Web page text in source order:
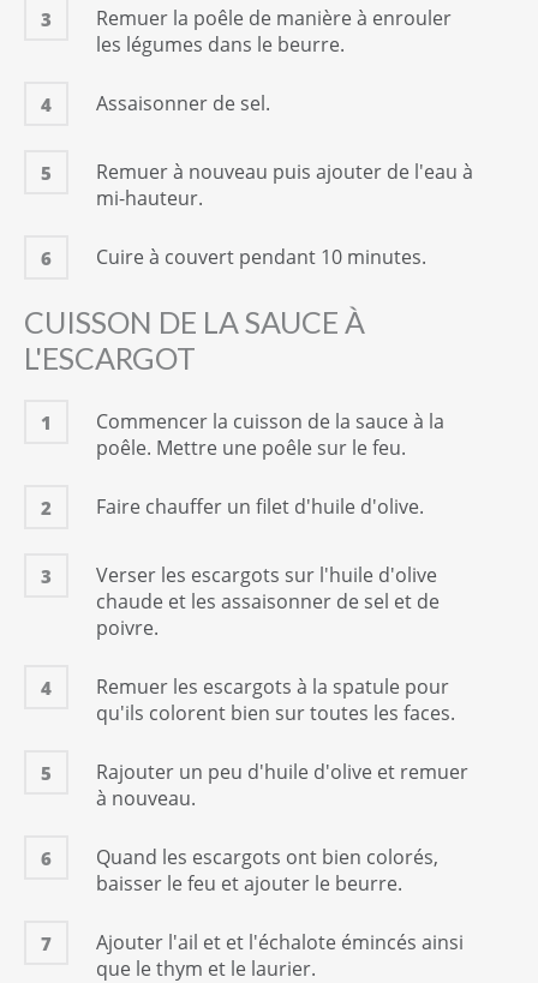
3
Remuer la poêle de manière à enrouler
les légumes dans le beurre.
4 Assaisonner de sel.
5
Remuer à nouveau puis ajouter de l'eau à
mi-hauteur.
6 Cuire à couvert pendant 10 minutes.
CUISSON DE LA SAUCE À
L'ESCARGOT
1
Commencer la cuisson de la sauce à la
poêle. Mettre une poêle sur le feu.
2 Faire chauffer un filet d'huile d'olive.
3
Verser les escargots sur l'huile d'olive
chaude et les assaisonner de sel et de
poivre.
4
Remuer les escargots à la spatule pour
qu'ils colorent bien sur toutes les faces.
5
Rajouter un peu d'huile d'olive et remuer
à nouveau.
6
Quand les escargots ont bien colorés,
baisser le feu et ajouter le beurre.
7
Ajouter l'ail et et l'échalote émincés ainsi
que le thym et le laurier.